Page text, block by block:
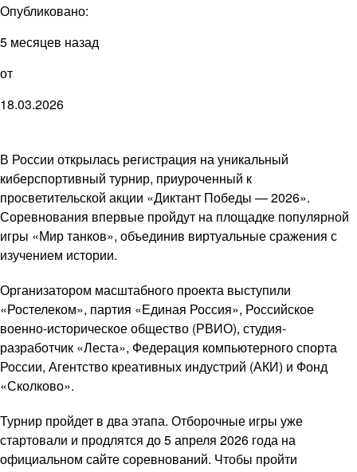
Опубликовано:
5 месяцев назад
от
18.03.2026
В России открылась регистрация на уникальный
киберспортивный турнир, приуроченный к
просветительской акции «Диктант Победы — 2026».
Соревнования впервые пройдут на площадке популярной
игры «Мир танков», объединив виртуальные сражения с
изучением истории.
Организатором масштабного проекта выступили
«Ростелеком», партия «Единая Россия», Российское
военно-историческое общество (РВИО), студия-
разработчик «Леста», Федерация компьютерного спорта
России, Агентство креативных индустрий (АКИ) и Фонд
«Сколково».
Турнир пройдет в два этапа. Отборочные игры уже
стартовали и продлятся до 5 апреля 2026 года на
официальном сайте соревнований. Чтобы пройти